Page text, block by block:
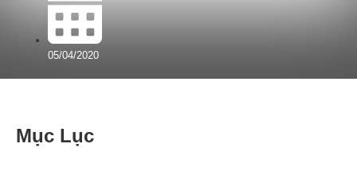
05/04/2020
Mục Lục